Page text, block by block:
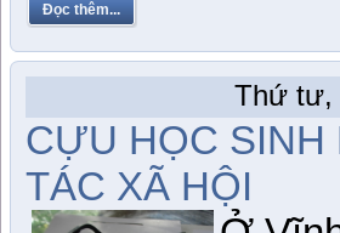
Đọc thêm...
Thứ tư,
CỰU HỌC SINH
TÁC XÃ HỘI